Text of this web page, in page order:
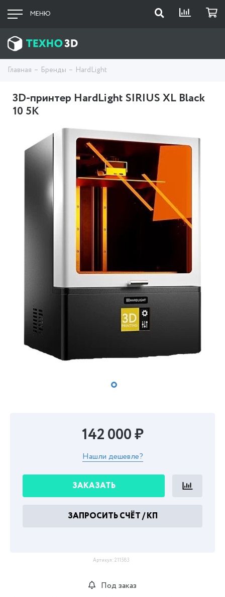
МЕНЮ
Главная Бренды HardLight
3D-принтер HardLight SIRIUS XL Black
10 5K
Под заказ
142 000 ₽
Нашли дешевле?
ЗАКАЗАТЬ
ЗАПРОСИТЬ СЧЁТ / КП
Артикул: 211583